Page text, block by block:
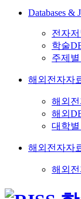
Databases &
전자
학술
주제
해외전자자
해외
해외
대학
해외전자자
해외전